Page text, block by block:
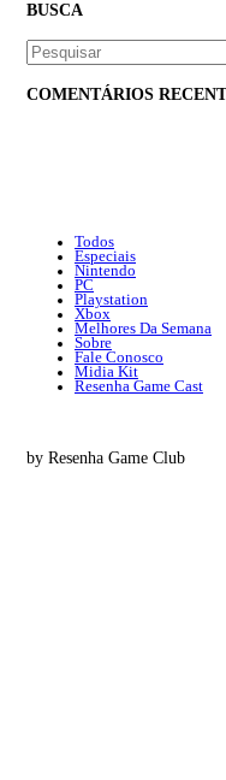
BUSCA
Buscar
COMENTÁRIOS
Todos
Especiais
Nintendo
PC
Playstation
Xbox
Melhores Da Semana
Sobre
Fale Conosco
Midia Kit
Resenha Game Cast
by Resenha Game Club